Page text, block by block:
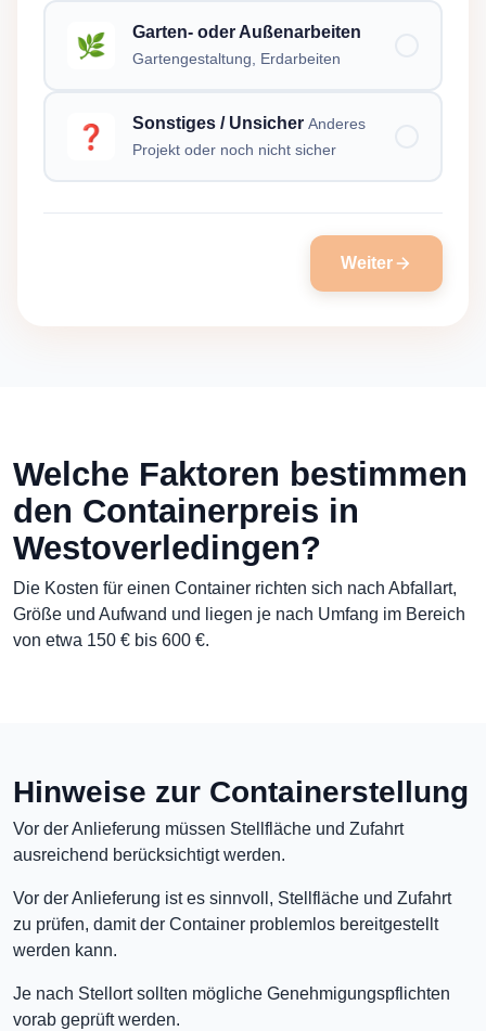
🌿 Garten- oder Außenarbeiten
Gartengestaltung, Erdarbeiten
❓ Sonstiges / Unsicher Anderes
Projekt oder noch nicht sicher
Weiter
Welche Faktoren bestimmen
den Containerpreis in
Westoverledingen?
Die Kosten für einen Container richten sich nach Abfallart,
Größe und Aufwand und liegen je nach Umfang im Bereich
von etwa 150 € bis 600 €.
Hinweise zur Containerstellung
Vor der Anlieferung müssen Stellfläche und Zufahrt
ausreichend berücksichtigt werden.
Vor der Anlieferung ist es sinnvoll, Stellfläche und Zufahrt
zu prüfen, damit der Container problemlos bereitgestellt
werden kann.
Je nach Stellort sollten mögliche Genehmigungspflichten
vorab geprüft werden.